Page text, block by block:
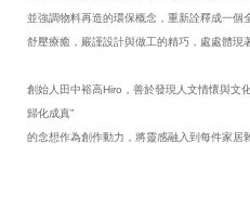
並強調物料再造的環保概念，重新詮釋成一個
舒壓療癒，嚴謹設計與做工的精巧，處處體現
創始人田中裕高Hiro，善於發現人文情懷與文
歸化成真”
的念想作為創作動力，將靈感融入到每件家居